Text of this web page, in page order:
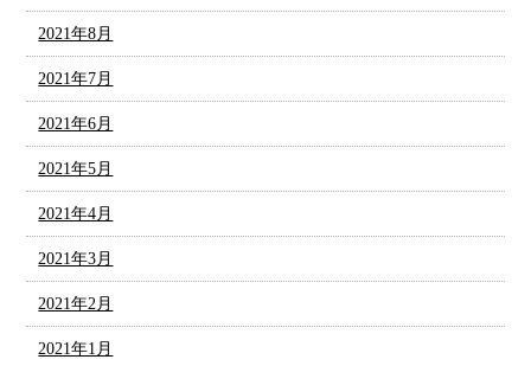
2021年8月
2021年7月
2021年6月
2021年5月
2021年4月
2021年3月
2021年2月
2021年1月